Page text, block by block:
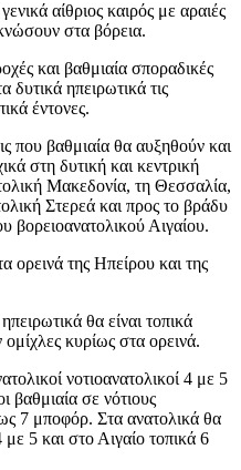
αίθριος καιρός με αραιές
στα βόρεια.
και βαθμιαία σποραδικές
δυτικά ηπειρωτικά τις
έντονες.
που βαθμιαία θα αυξηθούν και
στη δυτική και κεντρική
Μακεδονία, τη Θεσσαλία,
Στερεά και προς το βράδυ
βορειοανατολικού Αιγαίου.
ορεινά της Ηπείρου και της
θα είναι τοπικά
κυρίως στα ορεινά.
νοτιοανατολικοί 4 με 5
βαθμιαία σε νότιους
7 μποφόρ. Στα ανατολικά θα
με 5 και στο Αιγαίο τοπικά 6